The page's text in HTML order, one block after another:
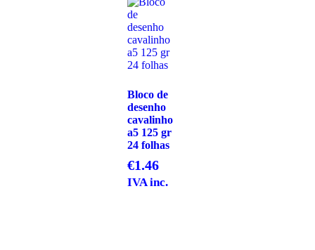
Bloco de
desenho
cavalinho
a5 125 gr
24 folhas
€1.46
IVA inc.